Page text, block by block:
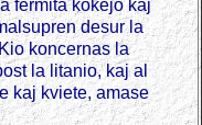
fermita kokejo kaj
desur la
koncernas la
la litanio, kaj al
kaj kviete, amase